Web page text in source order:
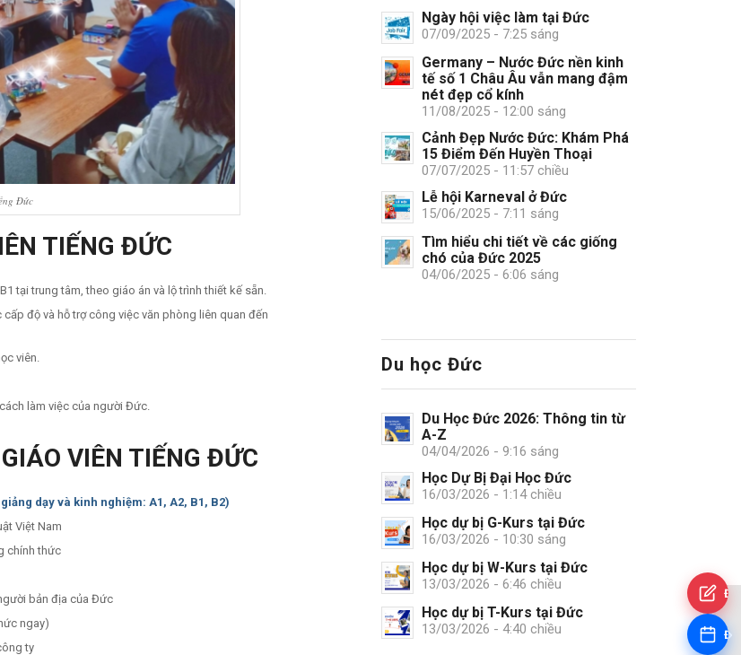
Đức
TIẾNG ĐỨC
tại trung tâm, theo giáo án và lộ trình thiết kế sẵn.
độ và hỗ trợ công việc văn phòng liên quan đến
viên.
làm việc của người Đức.
VIÊN TIẾNG ĐỨC
dạy và kinh nghiệm: A1, A2, B1, B2)
Việt Nam
chính thức
bản địa của Đức
ngay)
ty
Ngày hội việc làm tại Đức
07/09/2025 - 7:25 sáng
Germany – Nước Đức nền kinh
tế số 1 Châu Âu vẫn mang đậm
nét đẹp cổ kính
11/08/2025 - 12:00 sáng
Cảnh Đẹp Nước Đức: Khám Phá
15 Điểm Đến Huyền Thoại
07/07/2025 - 11:57 chiều
Lễ hội Karneval ở Đức
15/06/2025 - 7:11 sáng
Tìm hiểu chi tiết về các giống
chó của Đức 2025
04/06/2025 - 6:06 sáng
Du học Đức
Du Học Đức 2026: Thông tin từ
A-Z
04/04/2026 - 9:16 sáng
Học Dự Bị Đại Học Đức
16/03/2026 - 1:14 chiều
Học dự bị G-Kurs tại Đức
16/03/2026 - 10:30 sáng
Học dự bị W-Kurs tại Đức
13/03/2026 - 6:46 chiều
Học dự bị T-Kurs tại Đức
13/03/2026 - 4:40 chiều